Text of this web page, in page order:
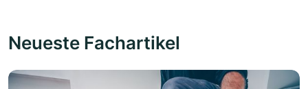
Neueste Fachartikel